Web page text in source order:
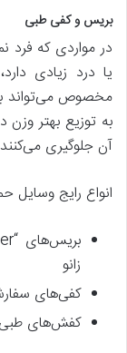
بریس و کفی طبی
در مواردی که فرد
یا درد زیادی
مخصوص می‌تواند
به توزیع بهتر
آن جلوگیری
انواع رایج وسایل
زانو
کفی‌های
کفش‌های طبی